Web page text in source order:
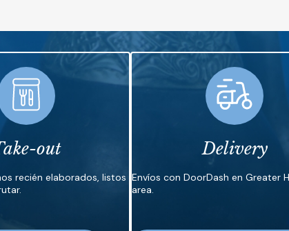
out
recién elaborados, listos
Delivery
Envíos con DoorDash en Greater
area.